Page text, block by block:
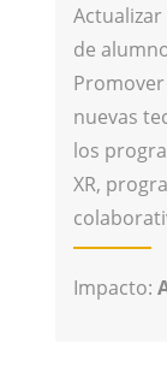
de
nuevas
los
XR,
Impacto: